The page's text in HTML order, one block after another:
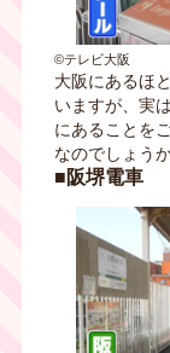
©テレビ大阪
大阪にあるほ
いますが、実
にあることを
なのでしょう
■阪堺電車